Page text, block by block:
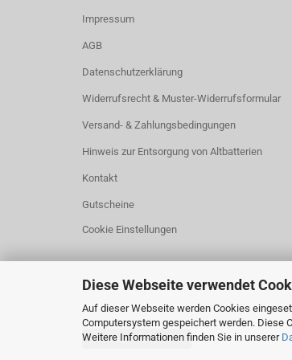
Diese Webseite verwendet
Auf dieser Webseite werden Cookies
Computersystem gespeichert werden. Diese
Weitere Informationen finden Sie in unserer
Impressum
AGB
Datenschutzerklärung
Widerrufsrecht & Muster-Widerrufsformular
Versand- & Zahlungsbedingungen
Hinweis zur Entsorgung von Altbatterien
Kontakt
Gutscheine
Cookie Einstellungen
Vertrag widerrufen